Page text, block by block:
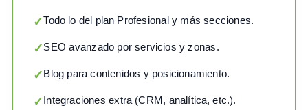
✓Todo lo del plan Profesional y más secciones.
✓SEO avanzado por servicios y zonas.
✓Blog para contenidos y posicionamiento.
✓Integraciones extra (CRM, analítica, etc.).